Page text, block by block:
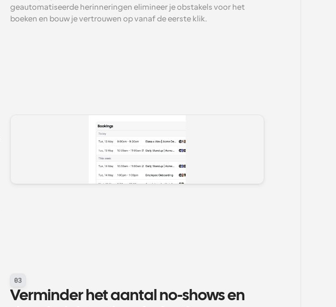
geautomatiseerde herinneringen elimineer je obstakels voor het
boeken en bouw je vertrouwen op vanaf de eerste klik.
03
Verminder het aantal no-shows en